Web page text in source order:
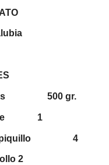
alubia
500 gr.
1
de piquillo 4
2